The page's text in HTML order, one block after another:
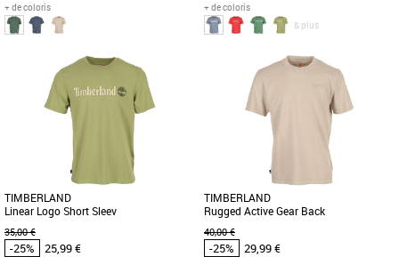
+ de coloris
Timberland pas cher et Promos
Timberland
Le T-shirt Timberland Rugged Active
Gear Back est l’alliance parfaite entre
confort et style pour les [...]
+ de coloris
& plus
Timberland pas cher et Promos
Timberland
Découvrez le T-shirt Timberland Linear
Logo Short Sleeve, l'essence même du
style décontracté pour [...]
TIMBERLAND
Linear Logo Short Sleev
35,00 €
-25% 25,99 €
TIMBERLAND
Rugged Active Gear Back
40,00 €
-25% 29,99 €